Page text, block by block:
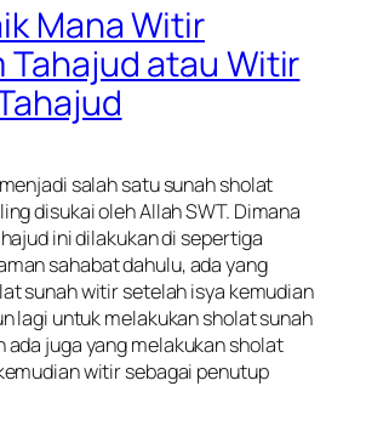
Mana Witir
Tahajud atau Witir
salah satu sunah sholat
disukai oleh Allah SWT. Dimana
ini dilakukan di sepertiga
sahabat dahulu, ada yang
sunah witir setelah isya kemudian
lagi untuk melakukan sholat sunah
ada juga yang melakukan sholat
witir sebagai penutup